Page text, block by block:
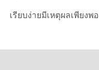
เรียบง่ายมีเหตุผลเพียงพอ